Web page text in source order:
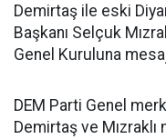
Demirtaş ile eski
Başkanı Selçuk
Genel Kuruluna
DEM Parti Genel
Demirtaş ve Mızraklı